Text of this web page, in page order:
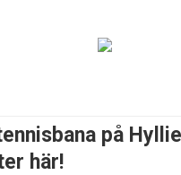
på Hyllie
här!